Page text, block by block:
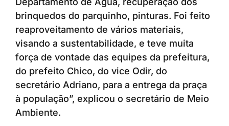
brinquedos do parquinho, pinturas. Foi feito
reaproveitamento de vários materiais,
visando a sustentabilidade, e teve muita
força de vontade das equipes da prefeitura,
do prefeito Chico, do vice Odir, do
secretário Adriano, para a entrega da praça
à população”, explicou o secretário de Meio
Ambiente.